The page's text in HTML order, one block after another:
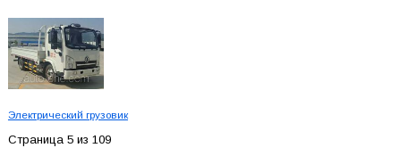
Электрический грузовик
Страница 5 из 109